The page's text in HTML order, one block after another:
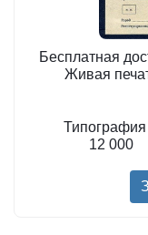
Бесплатная
Живая
Типография
12 000